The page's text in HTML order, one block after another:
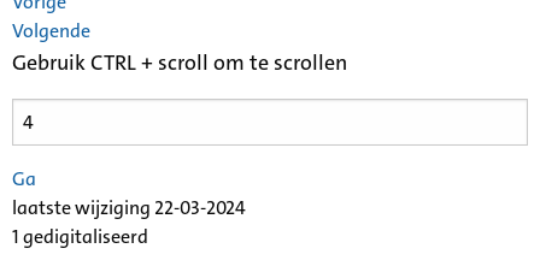
Volgende
Gebruik CTRL + scroll om te scrollen
Ga
laatste wijziging 22-03-2024
1 gedigitaliseerd